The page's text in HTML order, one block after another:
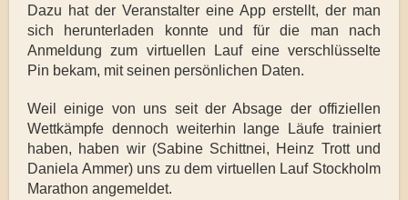
Dazu hat der Veranstalter eine App erstellt, der man
sich herunterladen konnte und für die man nach
Anmeldung zum virtuellen Lauf eine verschlüsselte
Pin bekam, mit seinen persönlichen Daten.
Weil einige von uns seit der Absage der offiziellen
Wettkämpfe dennoch weiterhin lange Läufe trainiert
haben, haben wir (Sabine Schittnei, Heinz Trott und
Daniela Ammer) uns zu dem virtuellen Lauf Stockholm
Marathon angemeldet.